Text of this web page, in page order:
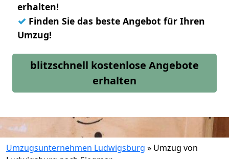
erhalten!
✓ Finden Sie das beste Angebot für Ihren
Umzug!
blitzschnell kostenlose Angebote
erhalten
Umzugsunternehmen Ludwigsburg » Umzug von